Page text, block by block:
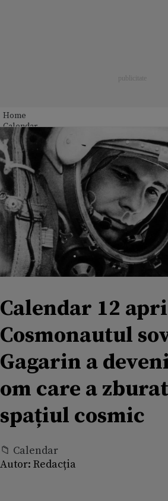
Home
Calendar
Calendar 12
Cosmonautul
Gagarin a
om care a
spațiul cosmic
📁 Calendar
Autor: Redacția